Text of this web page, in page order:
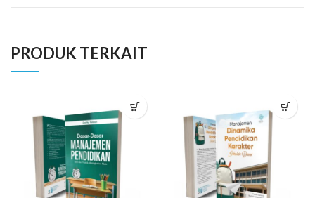
PRODUK TERKAIT